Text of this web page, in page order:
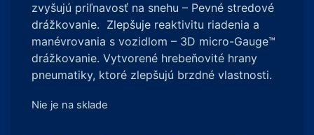
zvyšujú priľnavosť na snehu – Pevné stredové
drážkovanie. Zlepšuje reaktivitu riadenia a
manévrovania s vozidlom – 3D micro-Gauge™
drážkovanie. Vytvorené hrebeňovité hrany
pneumatiky, ktoré zlepšujú brzdné vlastnosti.
Nie je na sklade